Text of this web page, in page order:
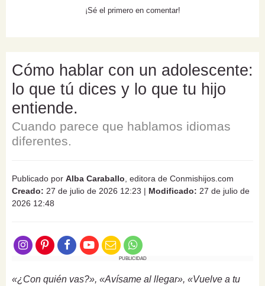
¡Sé el primero en comentar!
Cómo hablar con un adolescente:
lo que tú dices y lo que tu hijo
entiende.
Cuando parece que hablamos idiomas
diferentes.
Publicado por Alba Caraballo , editora de Conmishijos.com
Creado: 27 de julio de 2026 12:23 | Modificado: 27 de julio de
2026 12:48
PUBLICIDAD
«¿Con quién vas?», «Avísame al llegar», «Vuelve a tu